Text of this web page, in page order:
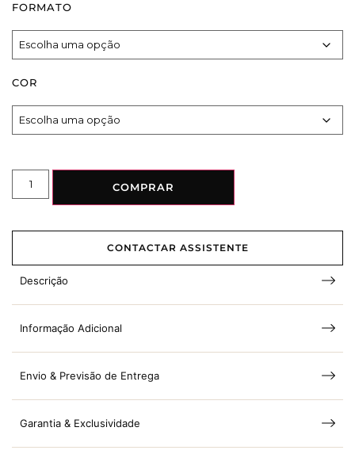
FORMATO
COR
COMPRAR
CONTACTAR ASSISTENTE
Descrição
Informação Adicional
Envio & Previsão de Entrega
Garantia & Exclusividade